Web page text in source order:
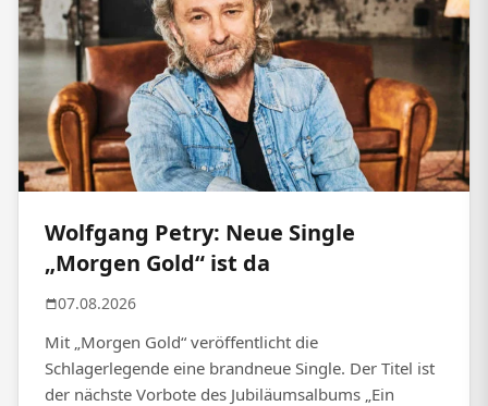
Wolfgang Petry: Neue Single
„Morgen Gold“ ist da
07.08.2026
Mit „Morgen Gold“ veröffentlicht die
Schlagerlegende eine brandneue Single. Der Titel ist
der nächste Vorbote des Jubiläumsalbums „Ein